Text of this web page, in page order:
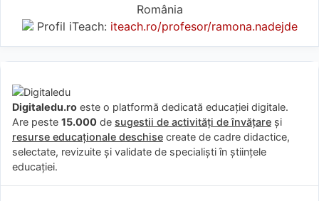
România
Profil iTeach: iteach.ro/profesor/ramona.nadejde
Digitaledu.ro este o platformă dedicată educației digitale.
Are peste 15.000 de sugestii de activități de învățare și
resurse educaționale deschise create de cadre didactice,
selectate, revizuite și validate de specialiști în științele
educației.